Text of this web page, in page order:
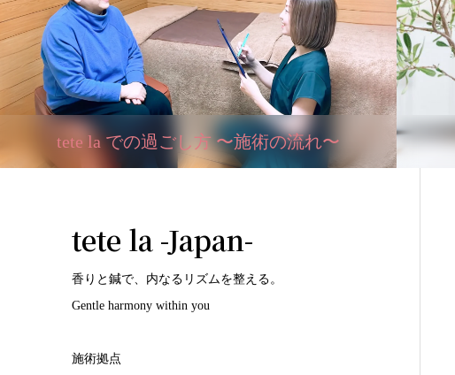
tete la での過ごし方 〜施術の流れ〜
tete la -Japan-
香りと鍼で、内なるリズムを整える。
Gentle harmony within you
施術拠点